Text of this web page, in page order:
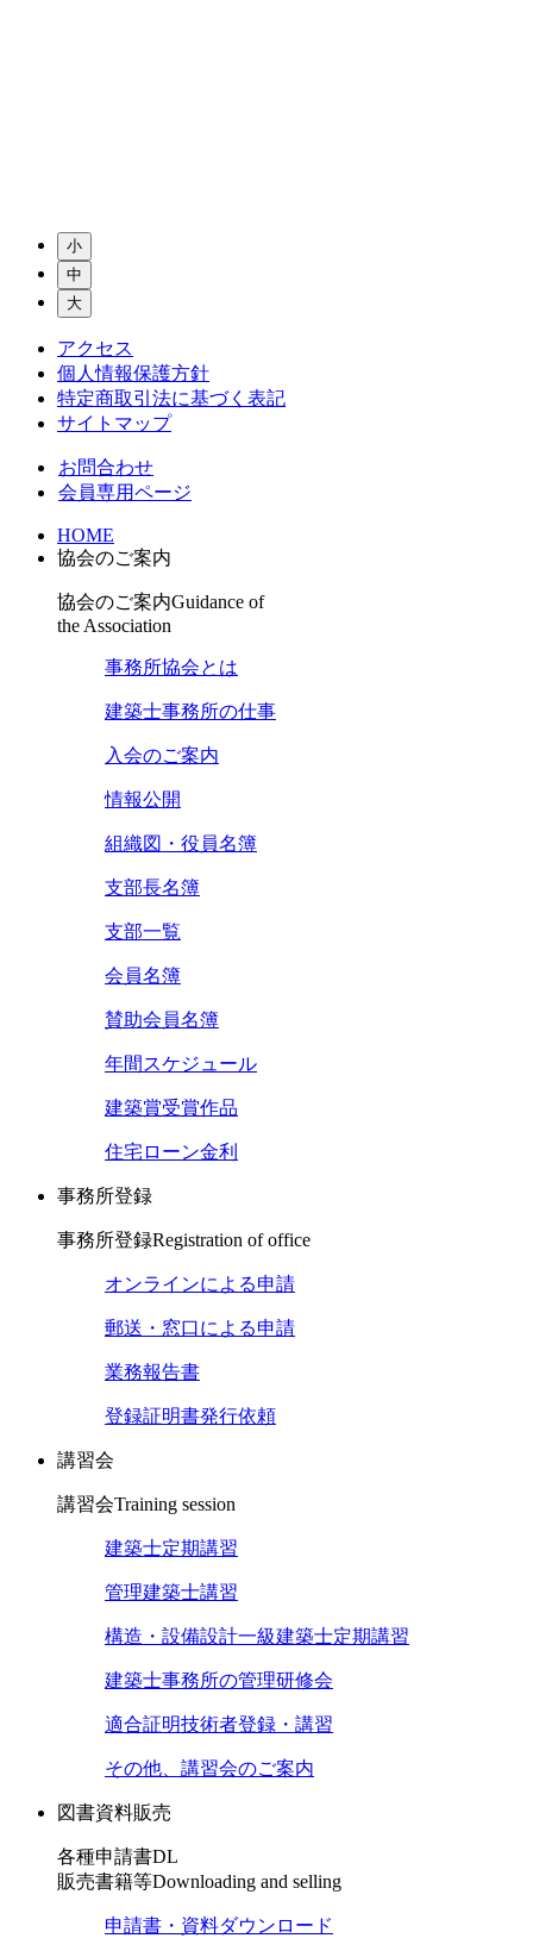
小
中
大
アクセス
個人情報保護方針
特定商取引法に基づく表記
サイトマップ
お問合わせ
会員専用ページ
HOME
協会のご案内
協会のご案内Guidance of
the Association
事務所協会とは
建築士事務所の仕事
入会のご案内
情報公開
組織図・役員名簿
支部長名簿
支部一覧
会員名簿
賛助会員名簿
年間スケジュール
建築賞受賞作品
住宅ローン金利
事務所登録
事務所登録Registration of office
オンラインによる申請
郵送・窓口による申請
業務報告書
登録証明書発行依頼
講習会
講習会Training session
建築士定期講習
管理建築士講習
構造・設備設計一級建築士定期講習
建築士事務所の管理研修会
適合証明技術者登録・講習
その他、講習会のご案内
図書資料販売
各種申請書DL
販売書籍等Downloading and selling
申請書・資料ダウンロード